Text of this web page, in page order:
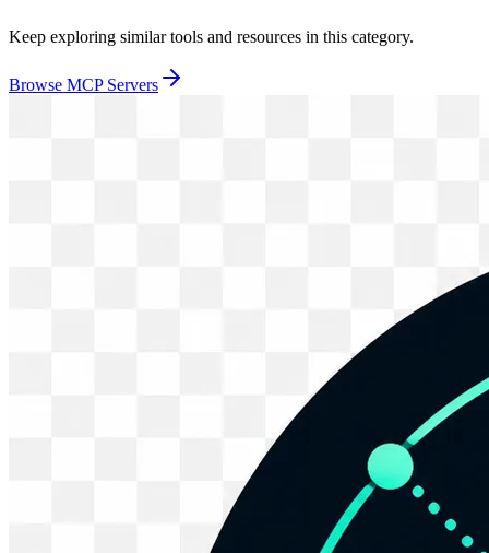
Keep exploring similar tools and resources in this category.
Browse MCP Servers